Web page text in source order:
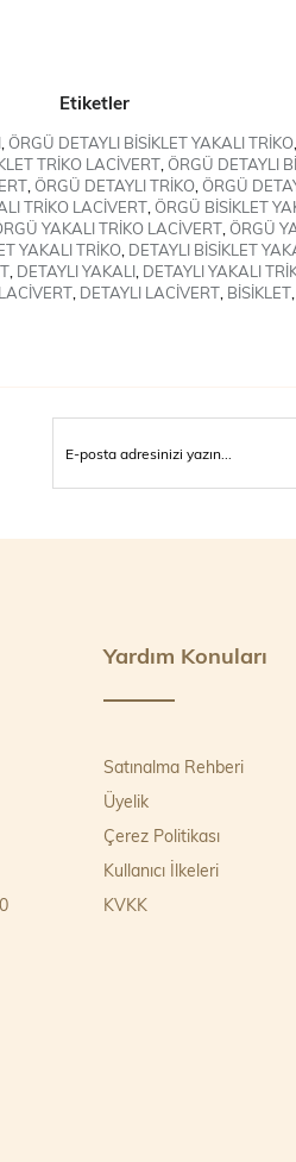
Etiketler
, ÖRGÜ DETAYLI BİSİKLET YAKALI TRİKO,
TRİKO LACİVERT, ÖRGÜ DETAYLI
ÖRGÜ DETAYLI TRİKO ÖRGÜ
TRİKO LACİVERT ÖRGÜ BİSİKLET
YAKALI TRİKO LACİVERT ÖRGÜ
YAKALI TRİKO DETAYLI BİSİKLET
, DETAYLI YAKALI, DETAYLI YAKALI
, DETAYLI LACİVERT, BİSİKLET,
Yardım Konuları
Satınalma Rehberi
Üyelik
Çerez Politikası
Kullanıcı İlkeleri
KVKK